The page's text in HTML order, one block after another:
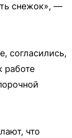
снежок», —
согласились,
работе
что